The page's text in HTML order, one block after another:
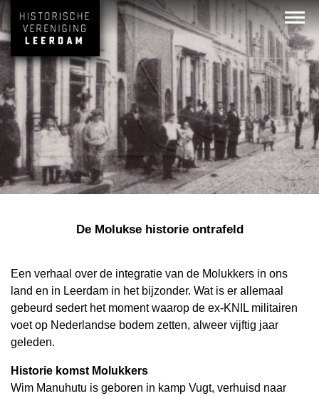
De Molukse historie ontrafeld
Een verhaal over de integratie van de Molukkers in ons
land en in Leerdam in het bijzonder. Wat is er allemaal
gebeurd sedert het moment waarop de ex-KNIL militairen
voet op Nederlandse bodem zetten, alweer vijftig jaar
geleden.
Historie komst Molukkers
Wim Manuhutu is geboren in kamp Vugt, verhuisd naar